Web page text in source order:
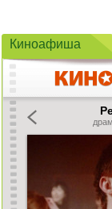
Киноафиша